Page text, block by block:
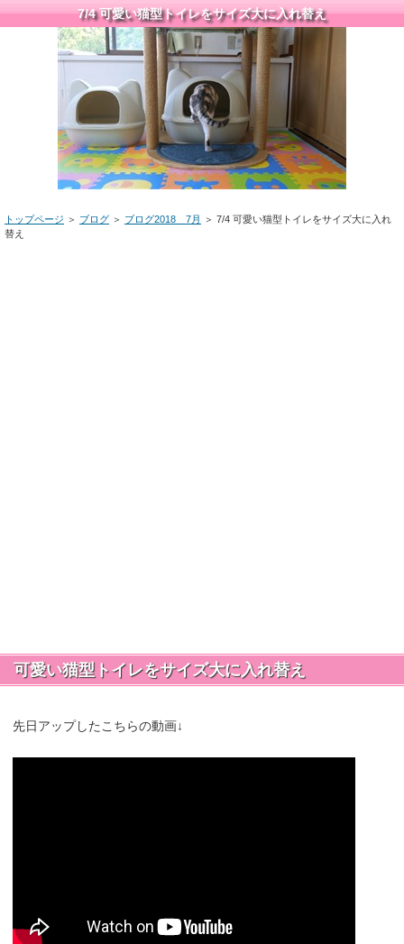
7/4 可愛い猫型トイレをサイズ大に入れ替え
トップページ ＞ ブログ ＞ ブログ2018 7月
＞ 7/4 可愛い猫型トイレをサイズ大に入れ
替え
可愛い猫型トイレをサイズ大に入れ替え
先日アップしたこちらの動画↓